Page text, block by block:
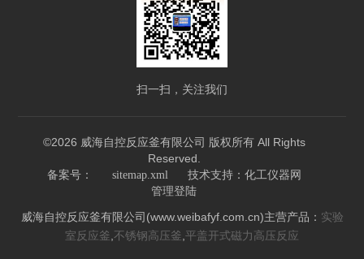
扫一扫，关注我们
©2026 威海自控反应釜有限公司 版权所有 All Rights
Reserved.
备案号： sitemap.xml 技术支持： 化工仪器网
管理登陆
威海自控反应釜有限公司(www.weibafyf.com.cn)主营产品： 实验
室反应釜 不锈钢高压釜 平盖开式磁力高压反应